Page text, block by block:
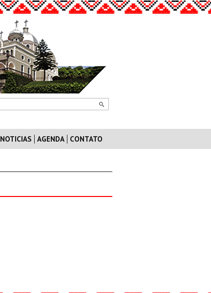
NOTICIAS AGENDA CONTATO